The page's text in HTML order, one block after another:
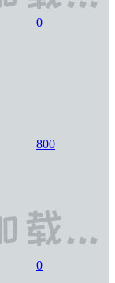
0
800
0